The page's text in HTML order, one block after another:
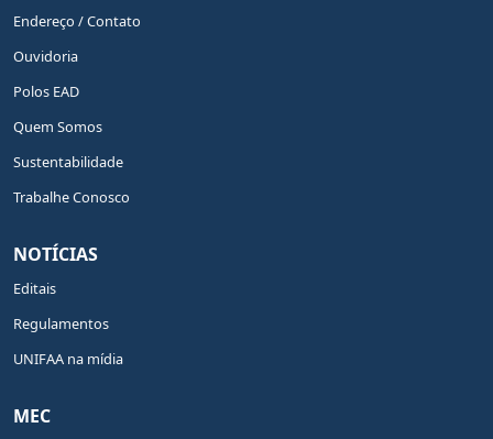
Endereço / Contato
Ouvidoria
Polos EAD
Quem Somos
Sustentabilidade
Trabalhe Conosco
NOTÍCIAS
Editais
Regulamentos
UNIFAA na mídia
MEC